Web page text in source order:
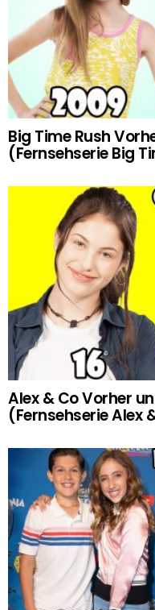
Big Time Rush
(Fernsehserie Big
Alex & Co Vorher
(Fernsehserie Alex